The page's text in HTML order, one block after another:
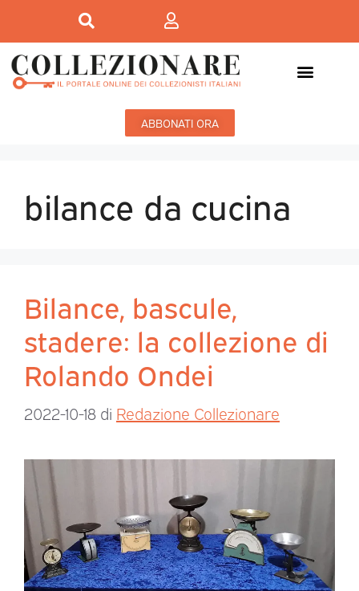
ABBONATI ORA
bilance da cucina
Bilance, bascule,
stadere: la collezione di
Rolando Ondei
2022-10-18 di Redazione Collezionare